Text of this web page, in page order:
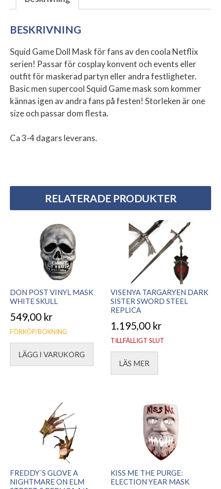
BESKRIVNING
Squid Game Doll Mask för fans av den coola Netflix
serien! Passar för cosplay konvent och events eller
outfit för maskerad partyn eller andra festligheter.
Basic men supercool Squid Game mask som kommer
kännas igen av andra fans på festen! Storleken är one
size och passar dom flesta.
Ca 3-4 dagars leverans.
RELATERADE PRODUKTER
DON POST VINYL MASK
WHITE SKULL
549,00 kr
FÖRKÖP/BOKNING
LÄGG I VARUKORG
VISENYA TARGARYEN DARK
SISTER SWORD STEEL
REPLICA
1.195,00 kr
TILLFÄLLIGT SLUT
LÄS MER
FREDDY´S GLOVE A
NIGHTMARE ON ELM
KISS ME THE PURGE:
ELECTION YEAR MASK